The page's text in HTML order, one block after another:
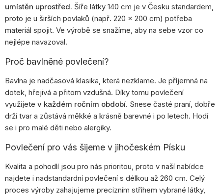
umístěn uprostřed. Šíře látky 140 cm je v Česku standardem,
proto je u širších povlaků (např. 220 × 200 cm) potřeba
materiál spojit. Ve výrobě se snažíme, aby na sebe vzor co
nejlépe navazoval.
Proč bavlněné povlečení?
Bavlna je nadčasová klasika, která nezklame. Je příjemná na
dotek, hřejivá a přitom vzdušná. Díky tomu povlečení
využijete v každém ročním období. Snese časté praní, dobře
drží tvar a zůstává měkké a krásně barevné i po letech. Hodí
se i pro malé děti nebo alergiky.
Povlečení pro vás šijeme v jihočeském Písku
Kvalita a pohodlí jsou pro nás prioritou, proto v naší nabídce
najdete i nadstandardní povlečení s délkou až 260 cm. Celý
proces výroby zahajujeme precizním střihem vybrané látky,